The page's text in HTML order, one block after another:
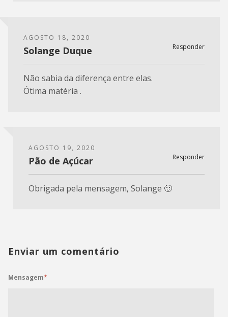
AGOSTO 18, 2020
Responder
Solange Duque
Não sabia da diferença entre elas.
Ótima matéria .
AGOSTO 19, 2020
Responder
Pão de Açúcar
Obrigada pela mensagem, Solange 🙂
Enviar um comentário
Mensagem*